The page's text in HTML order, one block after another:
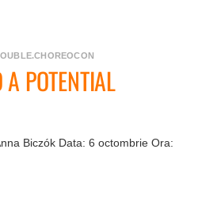
A POTENTIAL
Biczók Data: 6 octombrie Ora: